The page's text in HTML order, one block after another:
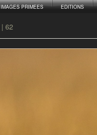
IMAGES PRIMEES EDITIONS
| 62